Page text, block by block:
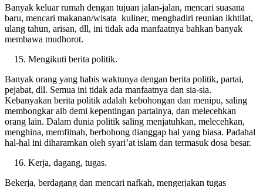
Banyak keluar rumah dengan tujuan jalan-jalan, mencari suasana
baru, mencari makanan/wisata kuliner, menghadiri reunian ikhtilat,
ulang tahun, arisan, dll, ini tidak ada manfaatnya bahkan banyak
Banyak orang yang habis waktunya dengan berita politik, partai,
pejabat, dll. Semua ini tidak ada manfaatnya dan sia-sia.
Kebanyakan berita politik adalah kebohongan dan menipu, saling
membongkar aib demi kepentingan partainya, dan melecehkan
orang lain. Dalam dunia politik saling menjatuhkan, melecehkan,
menghina, memfitnah, berbohong dianggap hal yang biasa. Padahal